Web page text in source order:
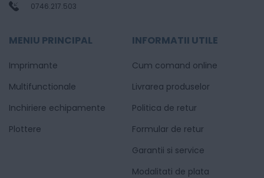
0746.217.503
MENIU PRINCIPAL
Imprimante
Multifunctionale
Inchiriere echipamente
Plottere
INFORMATII UTILE
Cum comand online
Livrarea produselor
Politica de retur
Formular de retur
Garantii si service
Modalitati de plata